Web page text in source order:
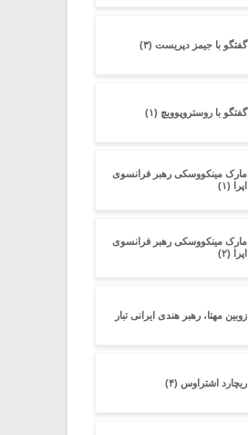
گفتگو با جیمز دپریست (۳)
گفتگو با روستروپوویچ (۱)
مارک مینکووسکی رهبر فرانسوی
اپرا (۱)
مارک مینکووسکی رهبر فرانسوی
اپرا (۲)
زوبین مهتا، رهبر هندی ایرانی تبار
ریچارد اشتراوس (۴)